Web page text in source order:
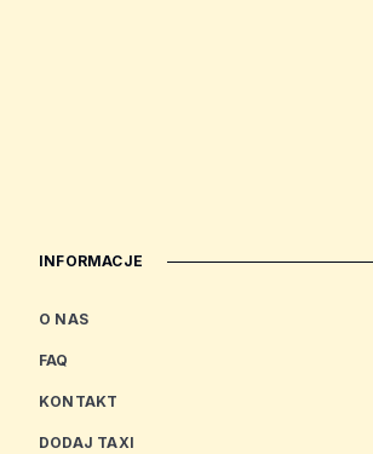
INFORMACJE
O NAS
FAQ
KONTAKT
DODAJ TAXI